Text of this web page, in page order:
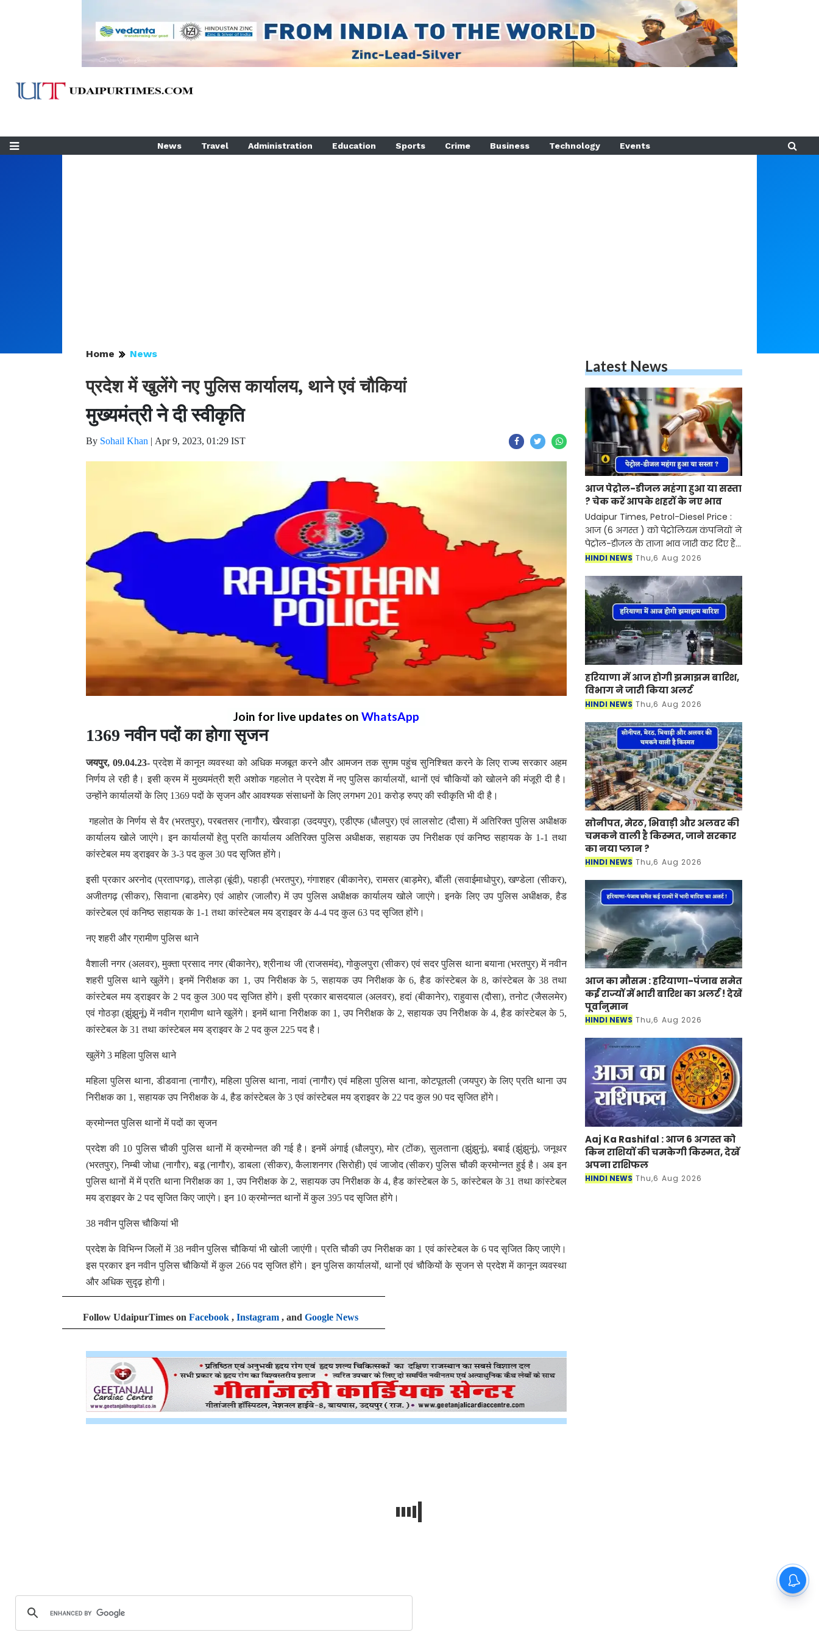
News Travel Administration Education Sports Crime Business Technology Events
Home News
प्रदेश में खुलेंगे नए पुलिस कार्यालय, थाने एवं चौकियां
मुख्यमंत्री ने दी स्वीकृति
By Sohail Khan | Apr 9, 2023, 01:29 IST
Join for live updates on WhatsApp
1369 नवीन पदों का होगा सृजन
जयपुर, 09.04.23- प्रदेश में कानून व्यवस्था को अधिक मजबूत करने और आमजन तक सुगम पहुंच सुनिश्चित करने के लिए राज्य सरकार अहम
निर्णय ले रही है। इसी क्रम में मुख्यमंत्री श्री अशोक गहलोत ने प्रदेश में नए पुलिस कार्यालयों, थानों एवं चौकियों को खोलने की मंजूरी दी है।
उन्होंने कार्यालयों के लिए 1369 पदों के सृजन और आवश्यक संसाधनों के लिए लगभग 201 करोड़ रुपए की स्वीकृति भी दी है।
गहलोत के निर्णय से वैर (भरतपुर), परबतसर (नागौर), खैरवाड़ा (उदयपुर), एडीएफ (धौलपुर) एवं लालसोट (दौसा) में अतिरिक्त पुलिस अधीक्षक
कार्यालय खोले जाएंगे। इन कार्यालयों हेतु प्रति कार्यालय अतिरिक्त पुलिस अधीक्षक, सहायक उप निरीक्षक एवं कनिष्ठ सहायक के 1-1 तथा
कांस्टेबल मय ड्राइवर के 3-3 पद कुल 30 पद सृजित होंगे।
इसी प्रकार अरनोद (प्रतापगढ़), तालेड़ा (बूंदी), पहाड़ी (भरतपुर), गंगाशहर (बीकानेर), रामसर (बाड़मेर), बौंली (सवाईमाधोपुर), खण्डेला (सीकर),
अजीतगढ़ (सीकर), सिवाना (बाडमेर) एवं आहोर (जालौर) में उप पुलिस अधीक्षक कार्यालय खोले जाएंगे। इनके लिए उप पुलिस अधीक्षक, हैड
कांस्टेबल एवं कनिष्ठ सहायक के 1-1 तथा कांस्टेबल मय ड्राइवर के 4-4 पद कुल 63 पद सृजित होंगे।
नए शहरी और ग्रामीण पुलिस थाने
वैशाली नगर (अलवर), मुक्ता प्रसाद नगर (बीकानेर), श्रीनाथ जी (राजसमंद), गोकुलपुरा (सीकर) एवं सदर पुलिस थाना बयाना (भरतपुर) में नवीन
शहरी पुलिस थाने खुलेंगे। इनमें निरीक्षक का 1, उप निरीक्षक के 5, सहायक उप निरीक्षक के 6, हैड कांस्टेबल के 8, कांस्टेबल के 38 तथा
कांस्टेबल मय ड्राइवर के 2 पद कुल 300 पद सृजित होंगे। इसी प्रकार बासदयाल (अलवर), हदां (बीकानेर), राहुवास (दौसा), तनोट (जैसलमेर)
एवं गोठड़ा (झुंझुनूं) में नवीन ग्रामीण थाने खुलेंगे। इनमें थाना निरीक्षक का 1, उप निरीक्षक के 2, सहायक उप निरीक्षक के 4, हैड कांस्टेबल के 5,
कांस्टेबल के 31 तथा कांस्टेबल मय ड्राइवर के 2 पद कुल 225 पद है।
खुलेंगे 3 महिला पुलिस थाने
महिला पुलिस थाना, डीडवाना (नागौर), महिला पुलिस थाना, नावां (नागौर) एवं महिला पुलिस थाना, कोटपूतली (जयपुर) के लिए प्रति थाना उप
निरीक्षक का 1, सहायक उप निरीक्षक के 4, हैड कांस्टेबल के 3 एवं कांस्टेबल मय ड्राइवर के 22 पद कुल 90 पद सृजित होंगे।
क्रमोन्नत पुलिस थानों में पदों का सृजन
प्रदेश की 10 पुलिस चौकी पुलिस थानों में क्रमोन्नत की गई है। इनमें अंगाई (धौलपुर), मोर (टोंक), सुलताना (झुंझुनूं), बबाई (झुंझुनूं), जनूथर
(भरतपुर), निम्बी जोधा (नागौर), बडू (नागौर), डाबला (सीकर), कैलाशनगर (सिरोही) एवं जाजोद (सीकर) पुलिस चौकी क्रमोन्नत हुई है। अब इन
पुलिस थानों में में प्रति थाना निरीक्षक का 1, उप निरीक्षक के 2, सहायक उप निरीक्षक के 4, हैड कांस्टेबल के 5, कांस्टेबल के 31 तथा कांस्टेबल
मय ड्राइवर के 2 पद सृजित किए जाएंगे। इन 10 क्रमोन्नत थानों में कुल 395 पद सृजित होंगे।
38 नवीन पुलिस चौकियां भी
प्रदेश के विभिन्न जिलों में 38 नवीन पुलिस चौकियां भी खोली जाएंगी। प्रति चौकी उप निरीक्षक का 1 एवं कांस्टेबल के 6 पद सृजित किए जाएंगे।
इस प्रकार इन नवीन पुलिस चौकियों में कुल 266 पद सृजित होंगे। इन पुलिस कार्यालयों, थानों एवं चौकियों के सृजन से प्रदेश में कानून व्यवस्था
और अधिक सुदृढ़ होगी।
Follow UdaipurTimes on Facebook , Instagram , and Google News
Latest News
आज पेट्रोल-डीजल महंगा हुआ या सस्ता
? चेक करें आपके शहरों के नए भाव
Udaipur Times, Petrol-Diesel Price :
आज (6 अगस्त ) को पेट्रोलियम कंपनियों ने
पेट्रोल-डीजल के ताजा भाव जारी कर दिए हैं।
देश में पेट्रोल-डीजल की कीमतें आसमान पर
HINDI NEWS Thu,6 Aug 2026
हरियाणा में आज होगी झमाझम बारिश,
विभाग ने जारी किया अलर्ट
HINDI NEWS Thu,6 Aug 2026
सोनीपत, मेरठ, भिवाड़ी और अलवर की
चमकने वाली है किस्मत, जाने सरकार
का नया प्लान ?
HINDI NEWS Thu,6 Aug 2026
आज का मौसम : हरियाणा-पंजाब समेत
कई राज्यों में भारी बारिश का अलर्ट ! देखें
पूर्वानुमान
HINDI NEWS Thu,6 Aug 2026
Aaj Ka Rashifal : आज 6 अगस्त को
किन राशियों की चमकेगी किस्मत, देखें
अपना राशिफल
HINDI NEWS Thu,6 Aug 2026